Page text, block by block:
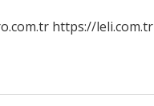
https://leli.com.tr